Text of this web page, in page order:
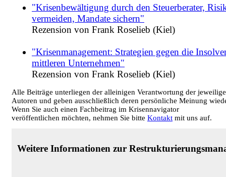
"Krisenbewältigung durch den Steuerberater,
vermeiden, Mandate sichern"
Rezension von Frank Roselieb (Kiel)
"Krisenmanagement: Strategien gegen die
mittleren Unternehmen"
Rezension von Frank Roselieb (Kiel)
Alle Beiträge unterliegen der alleinigen Verantwortung der
Autoren und geben ausschließlich deren persönliche Meinung
Wenn Sie auch einen Fachbeitrag im Krisennavigator
veröffentlichen möchten, nehmen Sie bitte Kontakt mit uns auf.
Weitere Informationen zur